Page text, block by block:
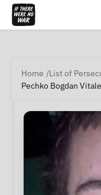
Home
List of
Pechko Bogdan